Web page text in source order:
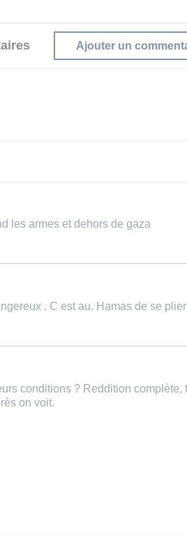
Ajouter un
les armes et dehors de gaza
. C est au. Hamas de se plier
conditions ? Reddition complète,
on voit.